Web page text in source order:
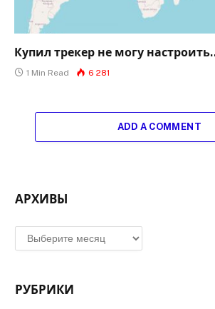
Купил трекер не могу
1 Min Read 6 281
ADD A COMMENT
АРХИВЫ
Архивы
РУБРИКИ